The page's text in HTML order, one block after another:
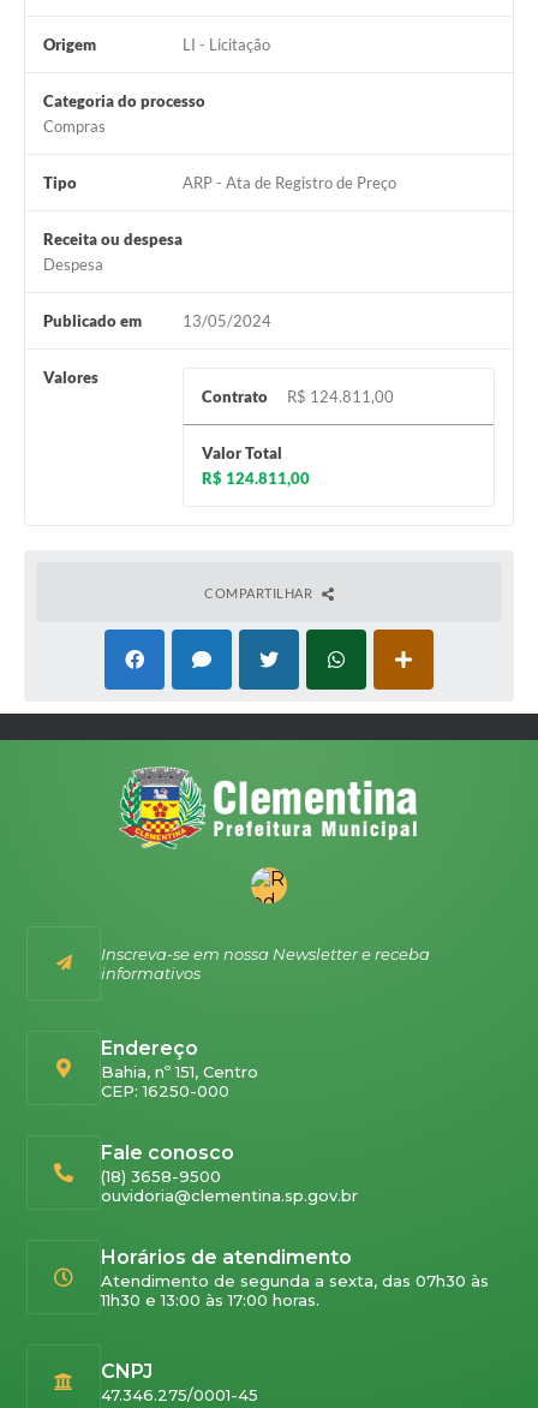
Origem LI - Licitação
Categoria do processo
Compras
Tipo ARP - Ata de Registro de Preço
Receita ou despesa
Despesa
Publicado em 13/05/2024
Valores
Contrato
R$ 124.811,00
Valor Total
R$ 124.811,00
COMPARTILHAR
Inscreva-se em nossa Newsletter e receba
informativos
Endereço
Bahia, nº 151, Centro
CEP: 16250-000
Fale conosco
(18) 3658-9500
ouvidoria@clementina.sp.gov.br
Horários de atendimento
Atendimento de segunda a sexta, das 07h30 às
11h30 e 13:00 às 17:00 horas.
CNPJ
47.346.275/0001-45